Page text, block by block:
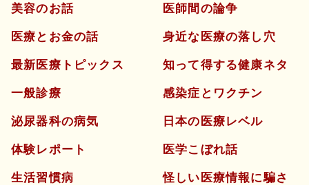
美容のお話
医療とお金の話
最新医療トピックス
一般診療
泌尿器科の病気
体験レポート
生活習慣病
医師間の論争
身近な医療の落し穴
知って得する健康ネタ
感染症とワクチン
日本の医療レベル
医学こぼれ話
怪しい医療情報に騙さ